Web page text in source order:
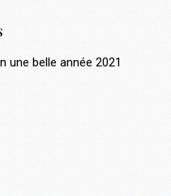
une belle année 2021